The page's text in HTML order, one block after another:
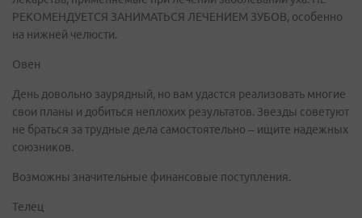
РЕКОМЕНДУЕТСЯ ЗАНИМАТЬСЯ ЛЕЧЕНИЕМ ЗУБОВ, особенно
на нижней челюсти.
Овен
День довольно заурядный, но вам удастся реализовать многие
свои планы и добиться неплохих результатов. Звезды советуют
не браться за трудные дела самостоятельно – ищите надежных
союзников.
Возможны значительные финансовые поступления.
Телец